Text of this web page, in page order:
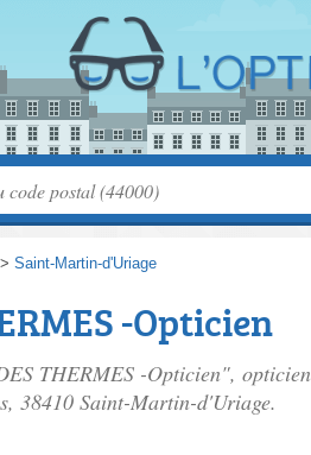
> Saint-Martin-d'Uriage
-Opticien
THERMES -Opticien", opticien
, 38410 Saint-Martin-d'Uriage.